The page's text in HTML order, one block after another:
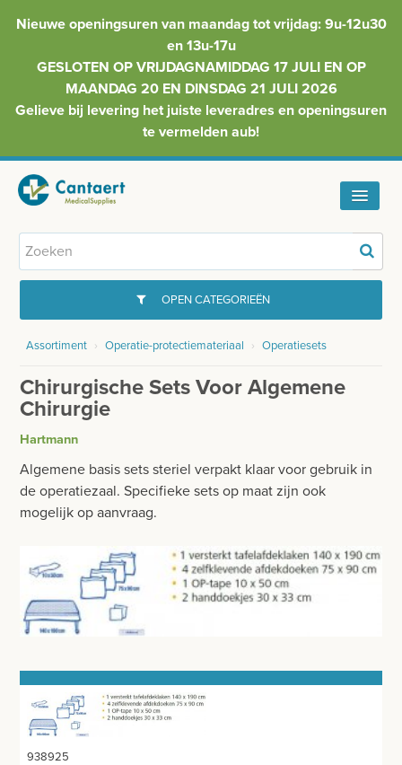
Nieuwe openingsuren van maandag tot vrijdag: 9u-12u30
en 13u-17u
GESLOTEN OP VRIJDAGNAMIDDAG 17 JULI EN OP
MAANDAG 20 EN DINSDAG 21 JULI 2026
Gelieve bij levering het juiste leveradres en openingsuren
te vermelden aub!
HOME
BESURGICAL - INSTRUMENTARIUM
OPERATIE SETS
CONTACT
registreer
Prijzen
Prijzen worden nu inclusief BTW getoond
OPEN CATEGORIEËN
GYNAECOLOGIE
INJECTIEMATERIAAL
WOND- EN VERBANDMATERIAAL
HANDSCHOENEN
HECHTINGSMATERIAAL
BESCHERMINGSKLEDIJ
MASKERS
MUTSEN
OPERATIESETS
Assortiment › Operatie-protectiemateriaal › Operatiesets
Chirurgische Sets Voor Algemene
Chirurgie
Hartmann
Algemene basis sets steriel verpakt klaar voor gebruik in
de operatiezaal. Specifieke sets op maat zijn ook
mogelijk op aanvraag.
938925